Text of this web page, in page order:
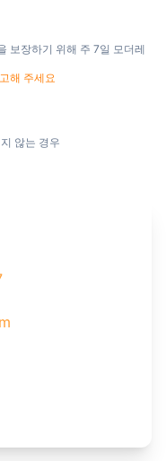
보장하기 위해 주 7일 모더레
해 주세요
않는 경우